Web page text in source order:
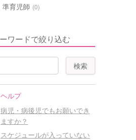
準育児師 (0)
ワードで絞り込む
ヘルプ
病児・病後児でもお願いでき
ますか？
スケジュールが入っていない